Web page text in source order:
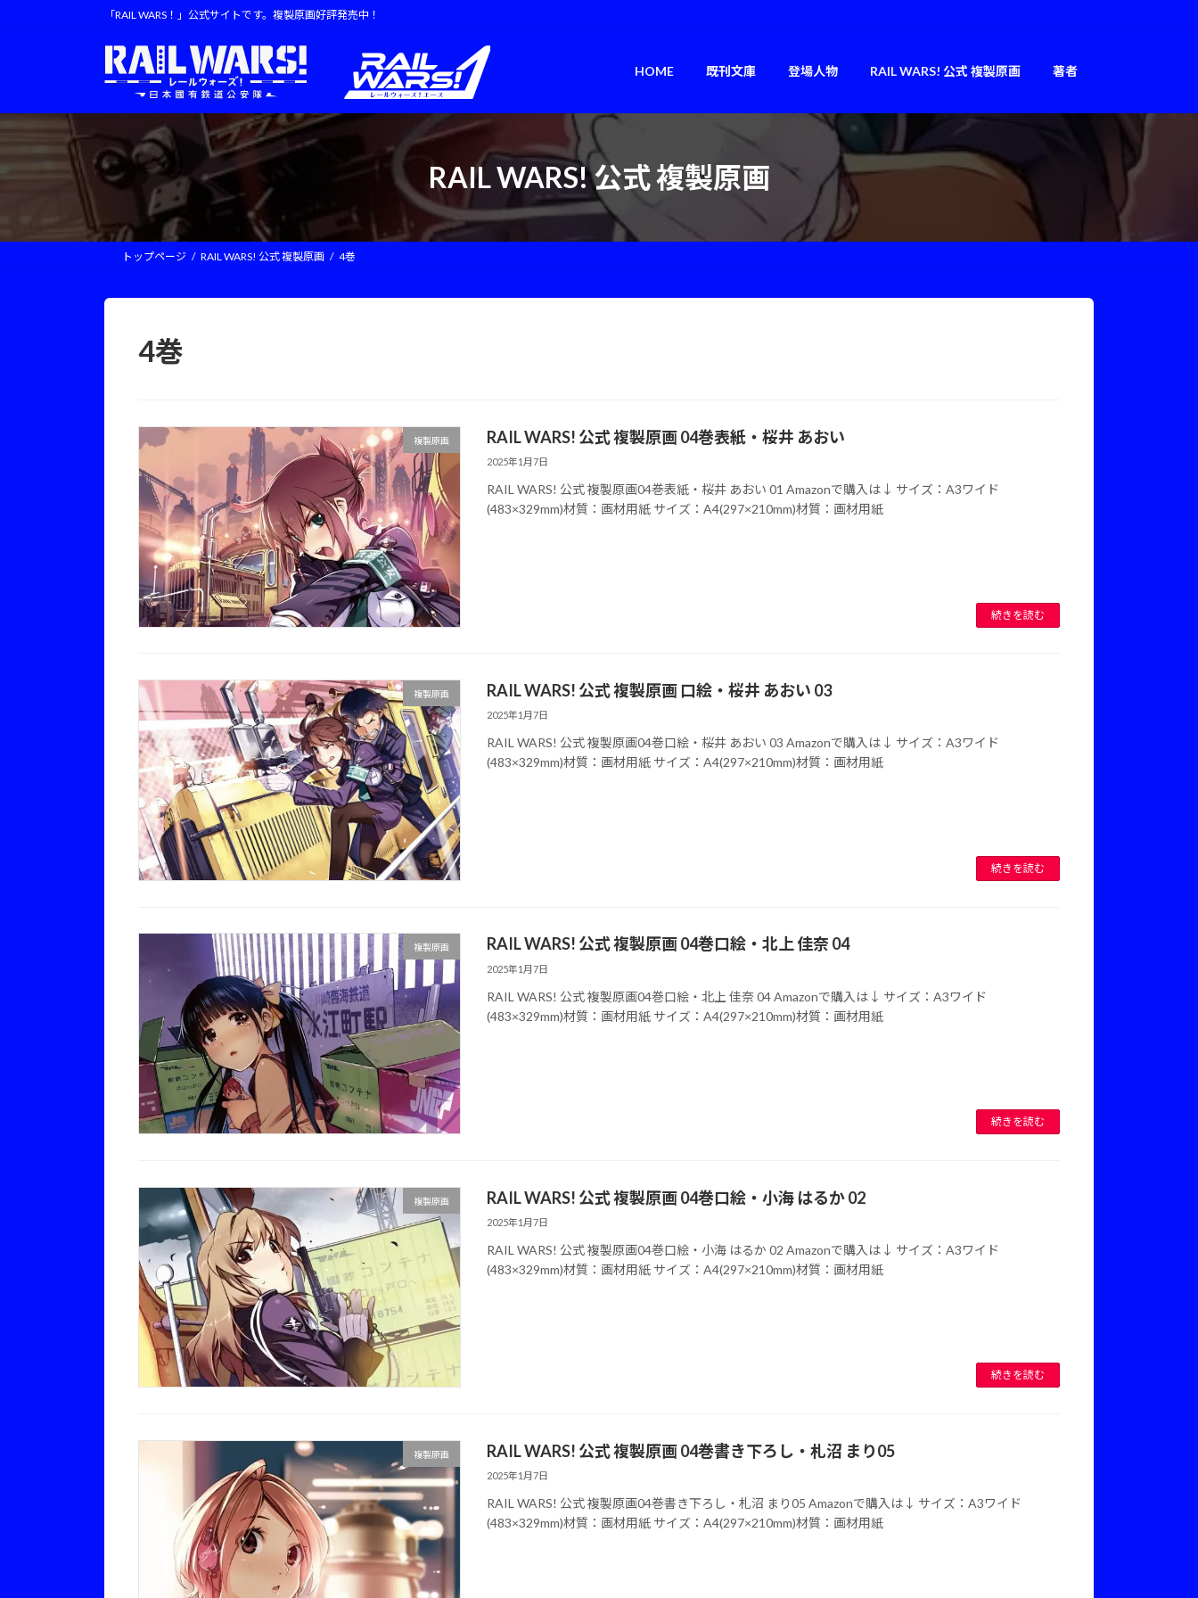
へ
ョ
「RAIL WARS！」公式サイトです。複製原画好評発売中！
HOME 既刊文庫 登場人物 RAIL WARS! 公式 複製原画 著者
RAIL WARS! 公式 複製原画
トップページ RAIL WARS! 公式 複製原画 4巻
4巻
複製原画 RAIL WARS! 公式 複製原画 04巻表紙・桜井 あおい
2025年1月7日
RAIL WARS! 公式 複製原画04巻表紙・桜井 あおい 01 Amazonで購入は↓ サイズ：A3ワイド
(483×329mm)材質：画材用紙 サイズ：A4(297×210mm)材質：画材用紙
続きを読む
複製原画 RAIL WARS! 公式 複製原画 口絵・桜井 あおい 03
2025年1月7日
RAIL WARS! 公式 複製原画04巻口絵・桜井 あおい 03 Amazonで購入は↓ サイズ：A3ワイド
(483×329mm)材質：画材用紙 サイズ：A4(297×210mm)材質：画材用紙
続きを読む
複製原画 RAIL WARS! 公式 複製原画 04巻口絵・北上 佳奈 04
2025年1月7日
RAIL WARS! 公式 複製原画04巻口絵・北上 佳奈 04 Amazonで購入は↓ サイズ：A3ワイド
(483×329mm)材質：画材用紙 サイズ：A4(297×210mm)材質：画材用紙
続きを読む
複製原画 RAIL WARS! 公式 複製原画 04巻口絵・小海 はるか 02
2025年1月7日
RAIL WARS! 公式 複製原画04巻口絵・小海 はるか 02 Amazonで購入は↓ サイズ：A3ワイド
(483×329mm)材質：画材用紙 サイズ：A4(297×210mm)材質：画材用紙
続きを読む
複製原画 RAIL WARS! 公式 複製原画 04巻書き下ろし・札沼 まり05
2025年1月7日
RAIL WARS! 公式 複製原画04巻書き下ろし・札沼 まり05 Amazonで購入は↓ サイズ：A3ワイド
(483×329mm)材質：画材用紙 サイズ：A4(297×210mm)材質：画材用紙